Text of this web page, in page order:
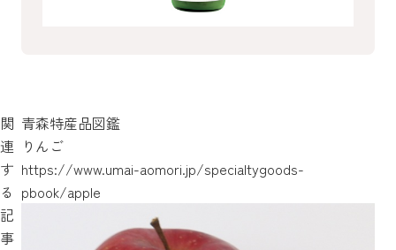
関
連
す
る
記
事
青森特産品図鑑
りんご
https://www.umai-aomori.jp/specialtygoods-
pbook/apple